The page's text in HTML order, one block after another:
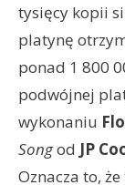
tysięcy kopii
platynę
ponad 1 800
podwójnej
wykonaniu
Songod JP
Oznacza to,